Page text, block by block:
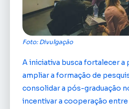
Foto: Divulgação
A iniciativa busca fortalecer a
ampliar a formação de
consolidar a pós-graduação
incentivar a cooperação